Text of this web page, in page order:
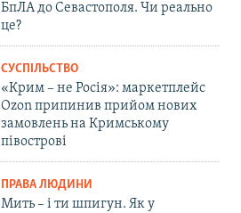
БпЛА до Севастополя. Чи реально
це?
СУСПІЛЬСТВО
«Крим – не Росія»: маркетплейс
Ozon припинив прийом нових
замовлень на Кримському
півострові
ПРАВА ЛЮДИНИ
Мить – і ти шпигун. Як у